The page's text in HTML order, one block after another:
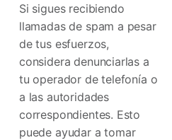
Si sigues recibiendo
llamadas de spam a pesar
de tus esfuerzos,
considera denunciarlas a
tu operador de telefonía o
a las autoridades
correspondientes. Esto
puede ayudar a tomar